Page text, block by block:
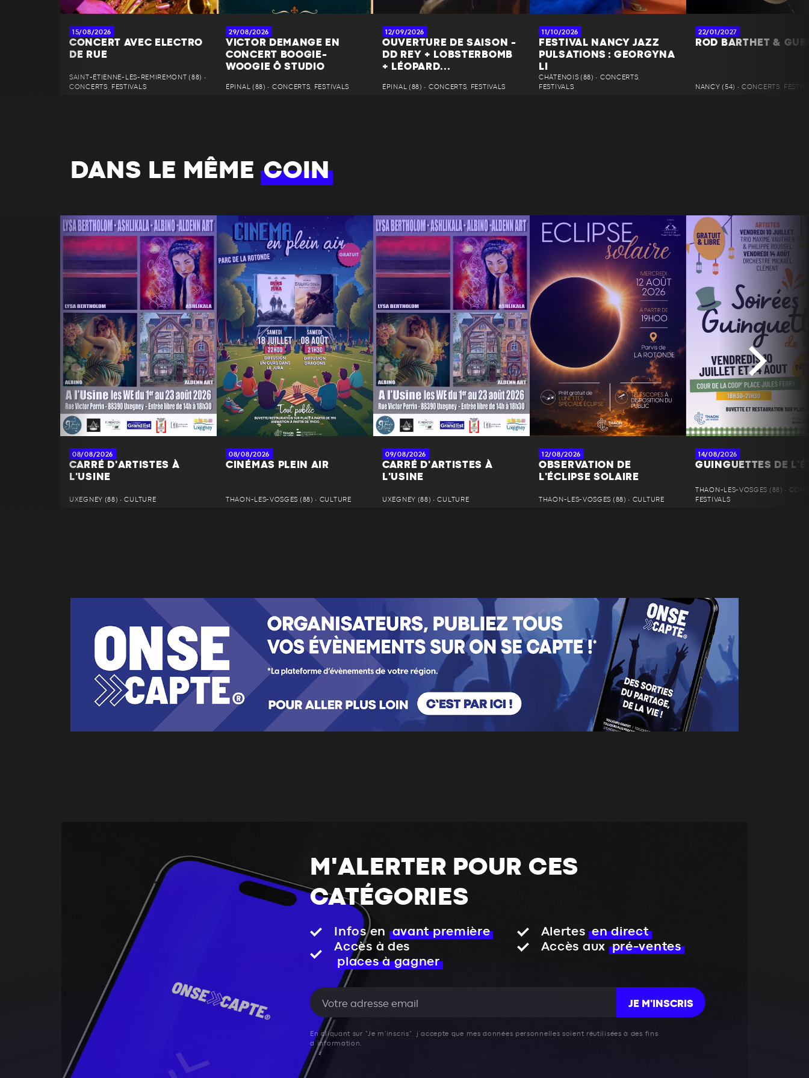
15/08/2026
CONCERT AVEC ELECTRO
DE RUE
SAINT-ÉTIENNE-LÈS-REMIREMONT (88) •
CONCERTS, FESTIVALS
29/08/2026
VICTOR DEMANGE EN
CONCERT BOOGIE-
WOOGIE Ô STUDIO
ÉPINAL (88) • CONCERTS, FESTIVALS
12/09/2026
OUVERTURE DE SAISON -
DD REY + LOBSTERBOMB
+ LÉOPARD...
ÉPINAL (88) • CONCERTS, FESTIVALS
11/10/2026
FESTIVAL NANCY JAZZ
PULSATIONS : GEORGYNA
LI
CHÂTENOIS (88) • CONCERTS,
FESTIVALS
22/01/2027
ROD BARTHET &
NANCY (54) • CONCERTS,
DANS LE MÊMECOIN
08/08/2026
CARRÉ D'ARTISTES À
L'USINE
UXEGNEY (88) • CULTURE
08/08/2026
CINÉMAS PLEIN AIR
THAON-LES-VOSGES (88) • CULTURE
09/08/2026
CARRÉ D'ARTISTES À
L'USINE
UXEGNEY (88) • CULTURE
12/08/2026
OBSERVATION DE
L'ÉCLIPSE SOLAIRE
THAON-LES-VOSGES (88) • CULTURE
14/08/2026
GUINGUETTES DE
THAON-LES-VOSGES (88) •
FESTIVALS
M'ALERTER POUR CES
CATÉGORIES
Infos en avant première Alertes en direct
Accès à des
places à gagner
Accès aux pré-ventes
JE M'INSCRIS
En cliquant sur "Je m'inscris", j’accepte que mes données personnelles soient réutilisées à des fins
d’information.